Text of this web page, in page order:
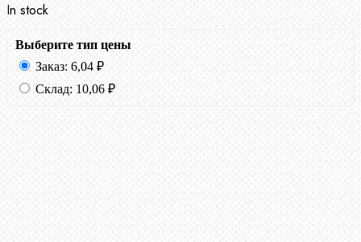
In stock
Выберите тип цены
Заказ: 6,04 ₽
Склад: 10,06 ₽